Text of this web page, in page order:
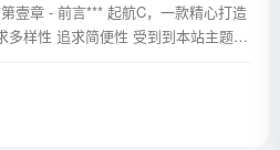
壹章 - 前言*** 起航C，一款精心打造
多样性 追求简便性 受到到本站主题